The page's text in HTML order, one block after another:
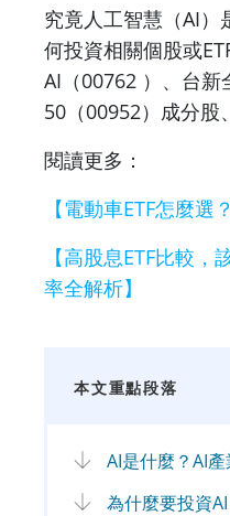
究竟人工智慧（AI
何投資相關個股或
AI（00762 ）、台新
50（00952）成分股
閱讀更多：
【電動車ETF怎麼
【高股息ETF比較
率全解析】
本文重點段落
AI是什麼？AI
為什麼要投資